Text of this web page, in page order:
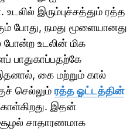
உடலில் இரும்புச்சத்தும் ரத்த
போது, நமது மூளையானது
உடலின் மிக
பாதுகாப்பதற்கே
கை மற்றும் கால்
செல்லும் ரத்த ஓட்டத்தின்
இதன்
சூழல் சாதாரணமாக